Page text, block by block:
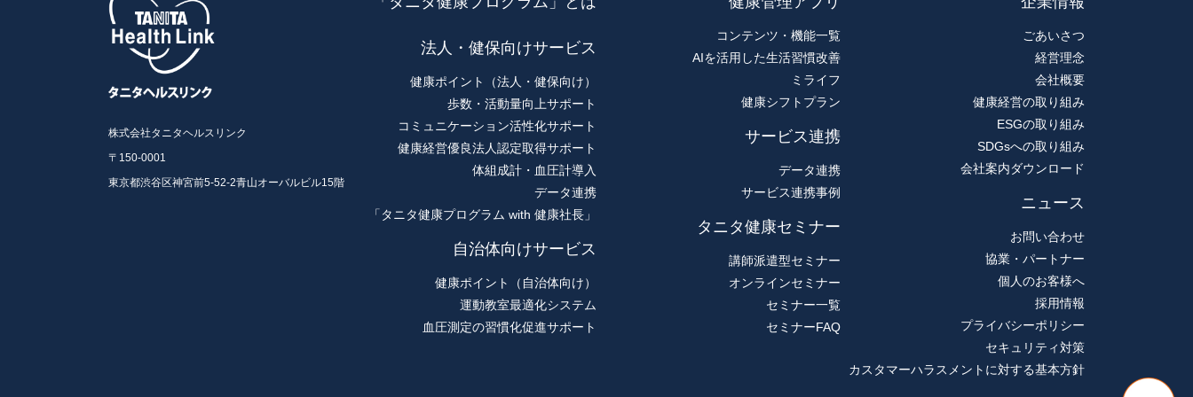
株式会社タニタヘルスリンク
〒150-0001
東京都渋谷区神宮前5-52-2青山オーバルビル15階
法人・健保向けサービス
健康ポイント（法人・健保向け）
歩数・活動量向上サポート
コミュニケーション活性化サポート
健康経営優良法人認定取得サポート
体組成計・血圧計導入
データ連携
「タニタ健康プログラム with 健康社長」
自治体向けサービス
健康ポイント（自治体向け）
運動教室最適化システム
血圧測定の習慣化促進サポート
コンテンツ・機能一覧
AIを活用した生活習慣改善
ミライフ
健康シフトプラン
サービス連携
データ連携
サービス連携事例
タニタ健康セミナー
講師派遣型セミナー
オンラインセミナー
セミナー一覧
セミナーFAQ
ごあいさつ
経営理念
会社概要
健康経営の取り組み
ESGの取り組み
SDGsへの取り組み
会社案内ダウンロード
ニュース
お問い合わせ
協業・パートナー
個人のお客様へ
採用情報
プライバシーポリシー
セキュリティ対策
カスタマーハラスメントに対する基本方針